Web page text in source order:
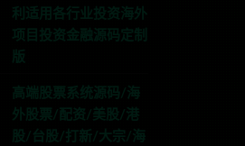
利适用各行业投资海外
项目投资金融源码定制
版
高端股票系统源码/海
外股票/配资/美股/港
股/台股/打新/大宗/海